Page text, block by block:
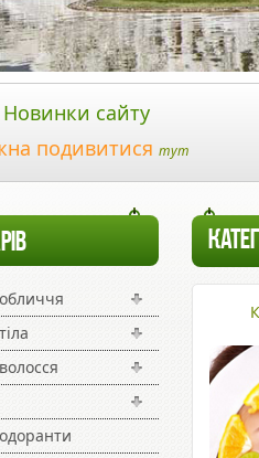
Новинки сайту
подивитися тут